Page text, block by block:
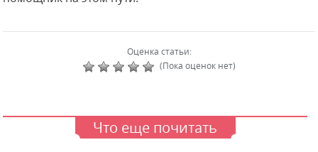
Оценка статьи:
(Пока оценок нет)
Что еще почитать